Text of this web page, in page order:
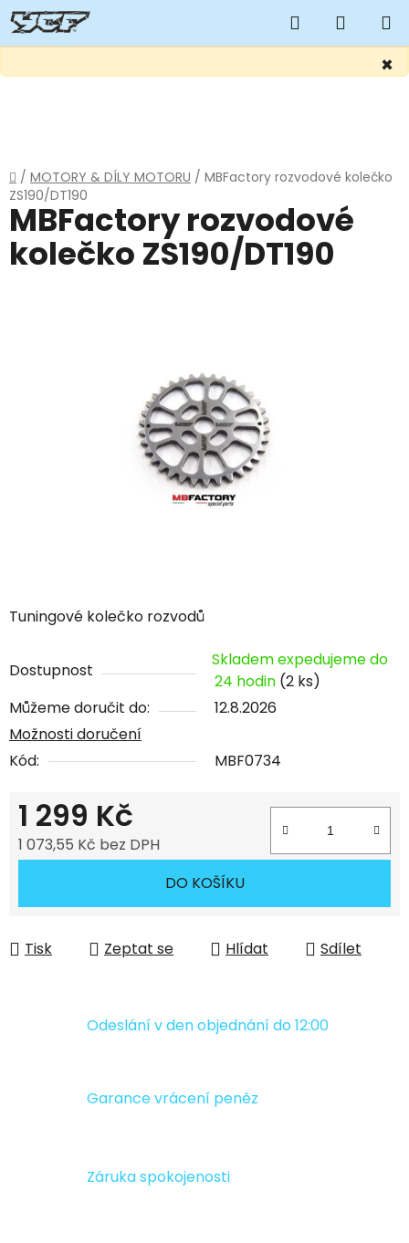
×
Hledat
KOŠÍK
Domů
/ MOTORY & DÍLY MOTORU / MBFactory rozvodové kolečko
ZS190/DT190
Tuningové kolečko rozvodů
Dostupnost
Skladem expedujeme do
24 hodin (2 ks)
Můžeme doručit do:
12.8.2026
Možnosti doručení
Kód:
MBF0734
1 299 Kč
1 073,55 Kč bez DPH
DO KOŠÍKU
Tisk Zeptat se Hlídat Sdílet
MBFactory rozvodové
kolečko ZS190/DT190
Odeslání v den objednání do 12:00
Garance vrácení peněz
Záruka spokojenosti